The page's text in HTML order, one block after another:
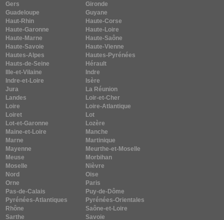
Gers
Gironde
Guadeloupe
Guyane
Haut-Rhin
Haute-Corse
Haute-Garonne
Haute-Loire
Haute-Marne
Haute-Saône
Haute-Savoie
Haute-Vienne
Hautes-Alpes
Hautes-Pyrénées
Hauts-de-Seine
Hérault
Ille-et-Vilaine
Indre
Indre-et-Loire
Isère
Jura
La Réunion
Landes
Loir-et-Cher
Loire
Loire-Atlantique
Loiret
Lot
Lot-et-Garonne
Lozère
Maine-et-Loire
Manche
Marne
Martinique
Mayenne
Meurthe-et-Moselle
Meuse
Morbihan
Moselle
Nièvre
Nord
Oise
Orne
Paris
Pas-de-Calais
Puy-de-Dôme
Pyrénées-Atlantiques
Pyrénées-Orientales
Rhône
Saône-et-Loire
Sarthe
Savoie